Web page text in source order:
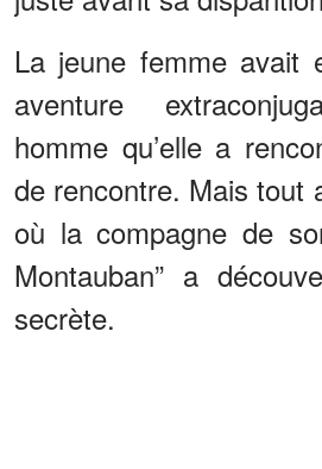
La jeune femme avait
aventure
homme qu’elle a
de rencontre. Mais tout
où la compagne de
Montauban” a
secrète.